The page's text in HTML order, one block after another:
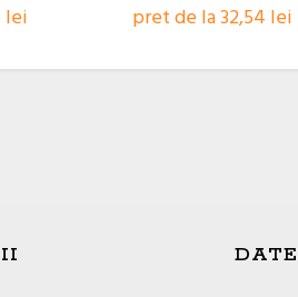
lei pret de la 32,54 lei